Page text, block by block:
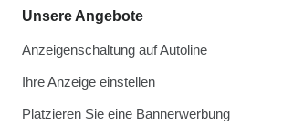
Unsere Angebote
Anzeigenschaltung auf Autoline
Ihre Anzeige einstellen
Platzieren Sie eine Bannerwerbung